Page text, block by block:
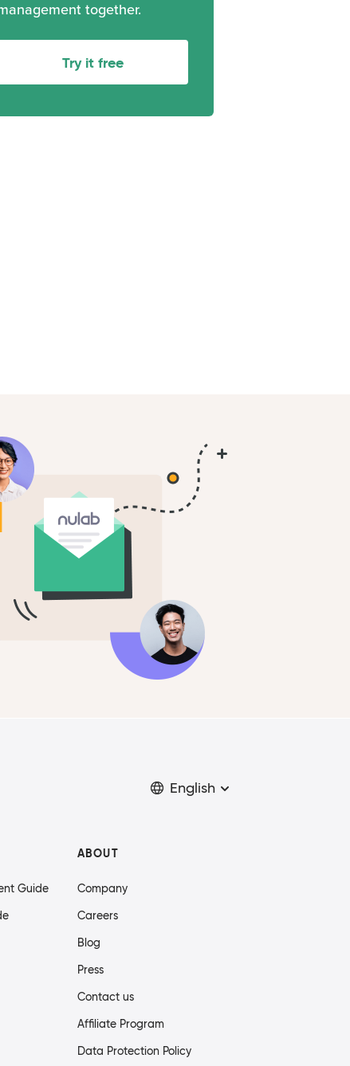
together.
Try it free
English
Guide
ABOUT
Company
Careers
Blog
Press
Contact us
Affiliate Program
Data Protection Policy